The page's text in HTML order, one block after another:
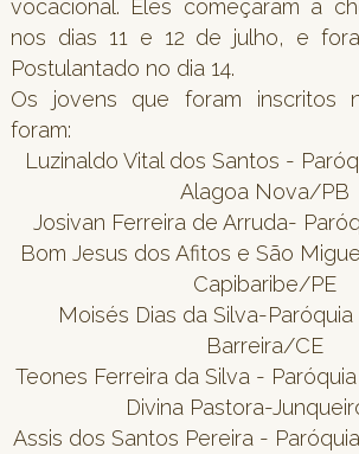
vocacional. Eles começaram a
nos dias 11 e 12 de julho, e
Postulantado no dia 14.
Os jovens que foram inscritos
foram:
Luzinaldo Vital dos Santos -
Alagoa Nova/PB
Josivan Ferreira de Arruda-
Bom Jesus dos Afitos e São
Capibaribe/PE
Moisés Dias da Silva-
Barreira/CE
Teones Ferreira da Silva -
Divina Pastora-
Assis dos Santos Pereira -